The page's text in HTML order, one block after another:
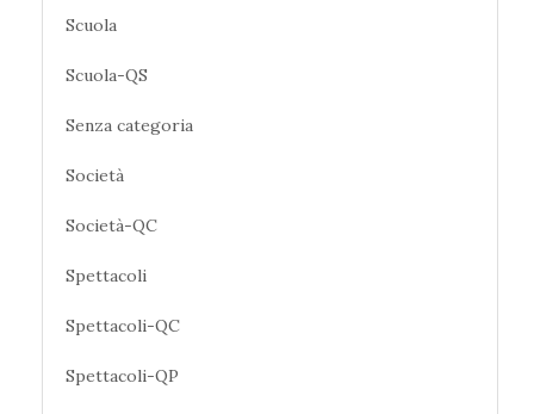
Scuola
Scuola-QS
Senza categoria
Società
Società-QC
Spettacoli
Spettacoli-QC
Spettacoli-QP